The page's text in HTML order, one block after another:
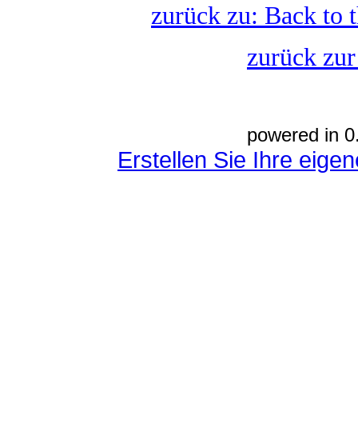
zurück zu: Back to
zurück
powered in
Erstellen Sie Ihre